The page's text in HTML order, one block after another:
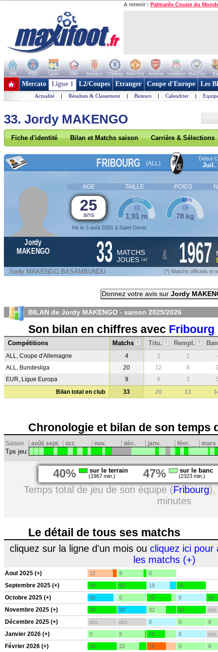
A retenir : Palmarès Coupe du
OM PSG Lyon Lille Monaco Chelsea Man Utd Arsenal Liverpool ManCity
+ de clubs
Mercato Ligue 1 L2/Coupes Etranger Coupe d'Europe Les
Actualité | Résultats & Classement | Buteurs | Calendrier |
33. Jordy MAKENGO
Fiche d'identité Bilan et Matchs saison Carrière & Sélections
FRIBOURG (ALL)
Début
Juil.
AGE TAILLE POIDS
25
ans
Né le 3 août 2001 à Saint-Denis
1,91 m
80%
78 kg
48%
Jordy
MAKENGO
33 MATCHS
JOUES (*) & 1967
Jordy MAKENGO BASAMBUNDU (*) Matchs officiels et
Donnez votre avis sur Jordy
BILAN de Jordy MAKENGO - saison 2025/2026
Son bilan en chiffres avec Fribourg
Compétitions Matchs ? Titu. ? Rempl. ?
ALL, Coupe d'Allemagne 4 2 2
-
ALL, Bundesliga
20 12 8
EUR, Ligue Europa
9 6 3
Bilan total en club
33 20 13
Chronologie et bilan de son temps
Saison août sept. oct. nov. déc. janv. févr. mars
Tps jeu:
40% sur le terrain
(1967 min.) 47% sur le banc
(2323 min.)
Temps total de jeu de son équipe (Fribourg),
minutes
Le détail de tous ses matchs
cliquez sur la ligne d'un mois ou cliquez ici pour
les matchs (+)
Aout 2025 (+) 12 9 0
Septembre 2025 (+) 90 90 19 90
Octobre 2025 (+) 80 0 75 0 90
Novembre 2025 (+) 90 90 32 90 abs.
Décembre 2025 (+) abs. abs. 0 0 0
Janvier 2026 (+) 0 5 56 0 abs.
Février 2026 (+) 90 22 78 0 0